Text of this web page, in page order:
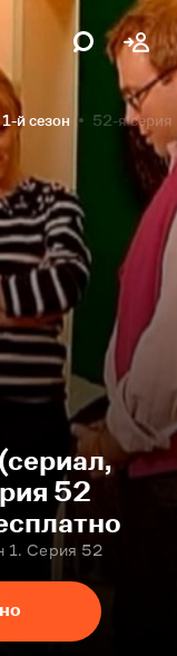
1-й сезон 52-я серия
52
1. Серия 52